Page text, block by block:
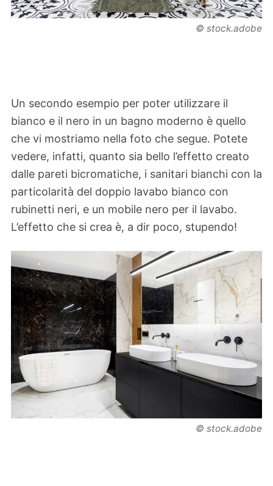
© stock.adobe
Un secondo esempio per poter utilizzare il
bianco e il nero in un bagno moderno è quello
che vi mostriamo nella foto che segue. Potete
vedere, infatti, quanto sia bello l’effetto creato
dalle pareti bicromatiche, i sanitari bianchi con la
particolarità del doppio lavabo bianco con
rubinetti neri, e un mobile nero per il lavabo.
L’effetto che si crea è, a dir poco, stupendo!
© stock.adobe